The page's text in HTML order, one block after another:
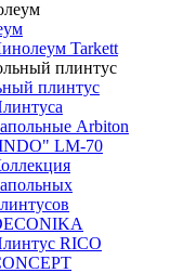
Tarkett
плинтус
Arbiton
LM-70
RICO